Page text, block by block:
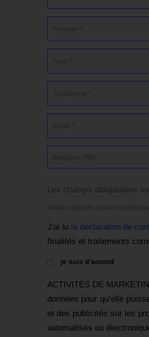
Les champs obligatoires
Veuillez répondre à toutes les
J'ai lu la déclaration de
finalités et traitements
je suis d'accord
ACTIVITÉS DE
données pour qu’elle
et des publicités sur les
automatisés ou